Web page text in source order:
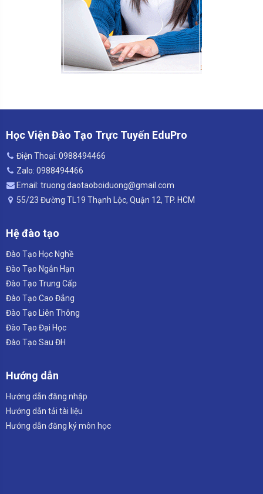
Học Viện Đào Tạo Trực Tuyến EduPro
Điện Thoại: 0988494466
Zalo: 0988494466
Email: truong.daotaoboiduong@gmail.com
55/23 Đường TL19 Thạnh Lộc, Quận 12, TP. HCM
Hệ đào tạo
Đào Tạo Học Nghề
Đào Tạo Ngắn Hạn
Đào Tạo Trung Cấp
Đào Tạo Cao Đẳng
Đào Tạo Liên Thông
Đào Tạo Đại Học
Đào Tạo Sau ĐH
Hướng dẫn
Hướng dẫn đăng nhập
Hướng dẫn tải tài liệu
Hướng dẫn đăng ký môn học